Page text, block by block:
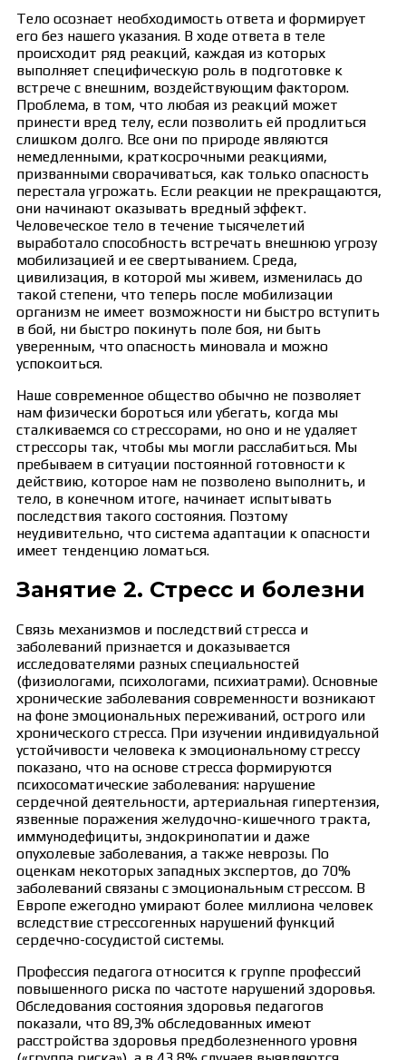
Тело осознает необходимость ответа и формирует
его без нашего указания. В ходе ответа в теле
происходит ряд реакций, каждая из которых
выполняет специфическую роль в подготовке к
встрече с внешним, воздействующим фактором.
Проблема, в том, что любая из реакций может
принести вред телу, если позволить ей продлиться
слишком долго. Все они по природе являются
немедленными, краткосрочными реакциями,
призванными сворачиваться, как только опасность
перестала угрожать. Если реакции не прекращаются,
они начинают оказывать вредный эффект.
Человеческое тело в течение тысячелетий
выработало способность встречать внешнюю угрозу
мобилизацией и ее свертыванием. Среда,
цивилизация, в которой мы живем, изменилась до
такой степени, что теперь после мобилизации
организм не имеет возможности ни быстро вступить
в бой, ни быстро покинуть поле боя, ни быть
уверенным, что опасность миновала и можно
успокоиться.
Наше современное общество обычно не позволяет
нам физически бороться или убегать, когда мы
сталкиваемся со стрессорами, но оно и не удаляет
стрессоры так, чтобы мы могли расслабиться. Мы
пребываем в ситуации постоянной готовности к
действию, которое нам не позволено выполнить, и
тело, в конечном итоге, начинает испытывать
последствия такого состояния. Поэтому
неудивительно, что система адаптации к опасности
имеет тенденцию ломаться.
Занятие 2. Стресс и болезни
Связь механизмов и последствий стресса и
заболеваний признается и доказывается
исследователями разных специальностей
(физиологами, психологами, психиатрами). Основные
хронические заболевания современности возникают
на фоне эмоциональных переживаний, острого или
хронического стресса. При изучении индивидуальной
устойчивости человека к эмоциональному стрессу
показано, что на основе стресса формируются
психосоматические заболевания: нарушение
сердечной деятельности, артериальная гипертензия,
язвенные поражения желудочно-кишечного тракта,
иммунодефициты, эндокринопатии и даже
опухолевые заболевания, а также неврозы. По
оценкам некоторых западных экспертов, до 70%
заболеваний связаны с эмоциональным стрессом. В
Европе ежегодно умирают более миллиона человек
вследствие стрессогенных нарушений функций
сердечно-сосудистой системы.
Профессия педагога относится к группе профессий
повышенного риска по частоте нарушений здоровья.
Обследования состояния здоровья педагогов
показали, что 89,3% обследованных имеют
расстройства здоровья предболезненного уровня